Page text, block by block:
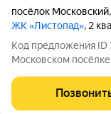
посёлок Московский,
ЖК «Листопад», 2
Код предложения ID
Московском
договорённости. А
добавляет много